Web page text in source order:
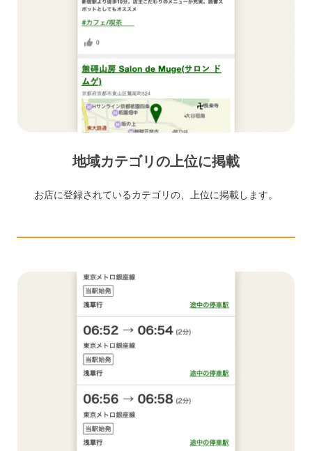
地域カテゴリの上位に掲載
お店に登録されているカテゴリの、上位に掲載します。